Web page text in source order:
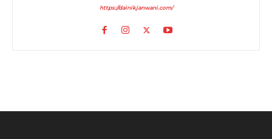
https://dainikjanwani.com/